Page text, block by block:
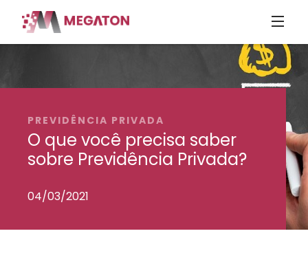
PREVIDÊNCIA PRIVADA
O que você precisa saber
sobre Previdência Privada?
04/03/2021